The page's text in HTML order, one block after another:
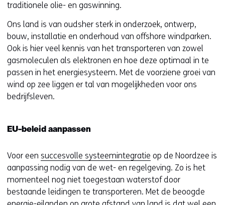
traditionele olie- en gaswinning.
Ons land is van oudsher sterk in onderzoek, ontwerp,
bouw, installatie en onderhoud van offshore windparken.
Ook is hier veel kennis van het transporteren van zowel
gasmoleculen als elektronen en hoe deze optimaal in te
passen in het energiesysteem. Met de voorziene groei van
wind op zee liggen er tal van mogelijkheden voor ons
bedrijfsleven.
EU-beleid aanpassen
Voor een succesvolle systeemintegratie op de Noordzee is
aanpassing nodig van de wet- en regelgeving. Zo is het
momenteel nog niet toegestaan waterstof door
bestaande leidingen te transporteren. Met de beoogde